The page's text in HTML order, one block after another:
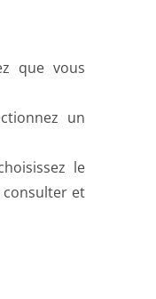
que vous
un
le
consulter et